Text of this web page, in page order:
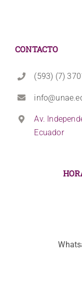
CONTACTO
(593) (7)
Av.
Ecuador